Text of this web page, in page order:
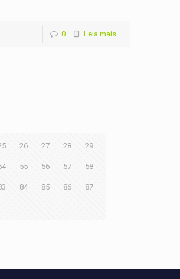
0 Leia mais...
26 27 28 29
55 56 57 58
84 85 86 87